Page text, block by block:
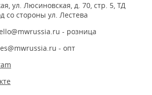
ул. Люсиновская, д. 70, стр. 5, ТД
со стороны ул. Лестева
- розница
- опт